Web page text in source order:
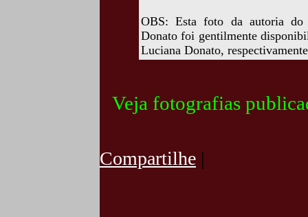
OBS: Esta foto da autoria do
Donato foi gentilmente
Luciana Donato,
Veja fotografias
Compartilhe |